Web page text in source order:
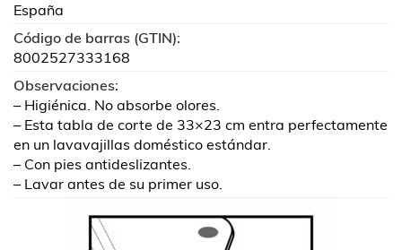
España
Código de barras (GTIN):
8002527333168
Observaciones:
– Higiénica. No absorbe olores.
– Esta tabla de corte de 33×23 cm entra perfectamente
en un lavavajillas doméstico estándar.
– Con pies antideslizantes.
– Lavar antes de su primer uso.